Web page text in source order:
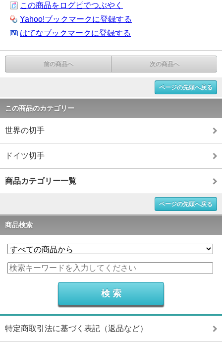
この商品をログピでつぶやく
Yahoo!ブックマークに登録する
はてなブックマークに登録する
前の商品へ 次の商品へ
ページの先頭へ戻る
この商品のカテゴリー
世界の切手
ドイツ切手
商品カテゴリー一覧
ページの先頭へ戻る
商品検索
特定商取引法に基づく表記（返品など）